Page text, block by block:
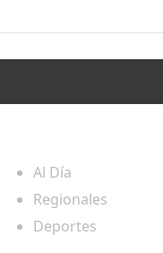
Al Día
Regionales
Deportes